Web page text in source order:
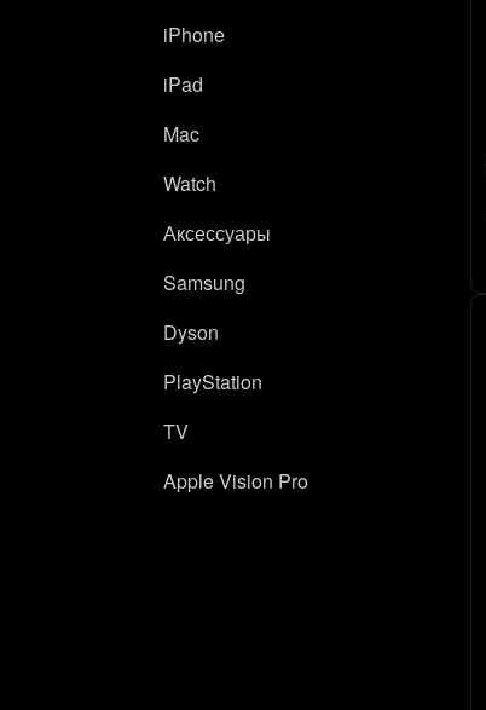
iPhone
iPad
Mac
Watch
Аксессуары
Samsung
Dyson
PlayStation
TV
Apple Vision Pro